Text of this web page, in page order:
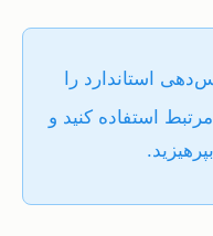
استاندارد را
استفاده کنید و